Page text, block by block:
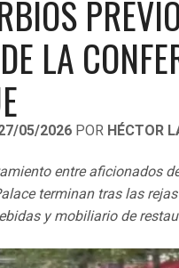
MX
LEAGUE
LA
05/2026 POR HÉCTOR
entre aficionados
terminan tras las
y mobiliario de